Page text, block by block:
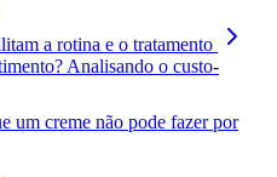
a rotina e o tratamento
Analisando o custo-
um creme não pode fazer por